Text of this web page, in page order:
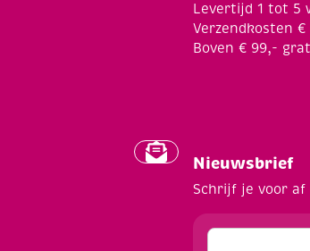
Levertijd 1 tot 5
Verzendkosten €
Boven € 99,-
Nieuwsbrief
Schrijf je voor